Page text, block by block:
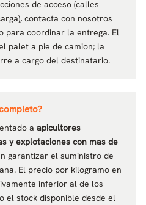
de acceso (calles
contacta con nosotros
para coordinar la entrega. El
palet a pie de camion; la
a cargo del destinatario.
a apicultores
y explotaciones con mas de
garantizar el suministro de
El precio por kilogramo en
inferior al de los
el stock disponible desde el